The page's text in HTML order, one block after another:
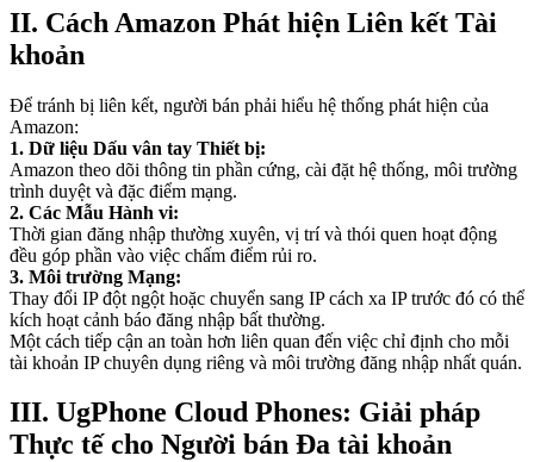
II. Cách Amazon Phát hiện Liên kết Tài
khoản
Để tránh bị liên kết, người bán phải hiểu hệ thống phát hiện của
Amazon:
1. Dữ liệu Dấu vân tay Thiết bị:
Amazon theo dõi thông tin phần cứng, cài đặt hệ thống, môi trường
trình duyệt và đặc điểm mạng.
2. Các Mẫu Hành vi:
Thời gian đăng nhập thường xuyên, vị trí và thói quen hoạt động
đều góp phần vào việc chấm điểm rủi ro.
3. Môi trường Mạng:
Thay đổi IP đột ngột hoặc chuyển sang IP cách xa IP trước đó có thể
kích hoạt cảnh báo đăng nhập bất thường.
Một cách tiếp cận an toàn hơn liên quan đến việc chỉ định cho mỗi
tài khoản IP chuyên dụng riêng và môi trường đăng nhập nhất quán.
III. UgPhone Cloud Phones: Giải pháp
Thực tế cho Người bán Đa tài khoản